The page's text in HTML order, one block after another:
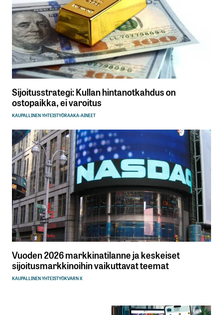
Sijoitusstrategi: Kullan hintanotkahdus on
ostopaikka, ei varoitus
KAUPALLINEN YHTEISTYÖRAAKA-AINEET
Vuoden 2026 markkinatilanne ja keskeiset
sijoitusmarkkinoihin vaikuttavat teemat
KAUPALLINEN YHTEISTYÖKVARN X